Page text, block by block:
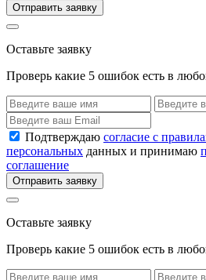
Отправить заявку
Оставьте заявку
Проверь какие 5 ошибок есть в
Подтверждаю согласие с
персональных данных и принимаю
соглашение
Отправить заявку
Оставьте заявку
Проверь какие 5 ошибок есть в